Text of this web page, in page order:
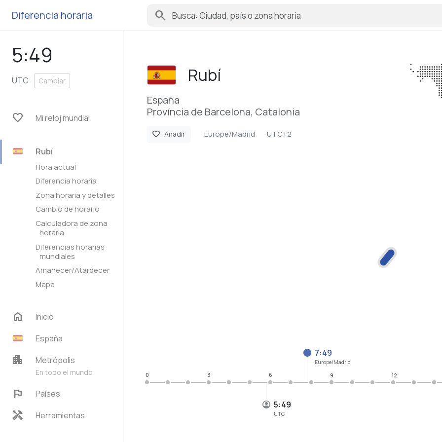
Diferencia horaria search
5:49
UTC Cambiar
favorite Mi reloj mundial
Rubí
Hora actual
Diferencia horaria
Zona horaria y detalles
Cambio de horario
Calculadora de zona
horaria
Diferencias horarias
mundiales
Amanecer/Atardecer
Mapa
home
Inicio
España
apartment Metrópolis
En todo el mundo
flag Países
handyman Herramientas
Rubí
España
Província de Barcelona, Catalonia
favorite Añadir Europe/Madrid UTC+2
5:49
UTC
7:49
Europe/Madrid
0 3 6 9 12